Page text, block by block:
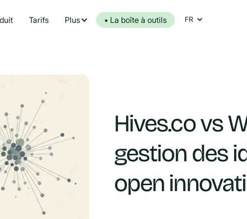
Tarifs Plus • La boîte à outils FR
Hives.co vs
gestion des
open